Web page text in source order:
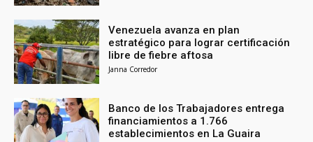
Venezuela avanza en plan
estratégico para lograr certificación
libre de fiebre aftosa
Janna Corredor
Banco de los Trabajadores entrega
financiamientos a 1.766
establecimientos en La Guaira